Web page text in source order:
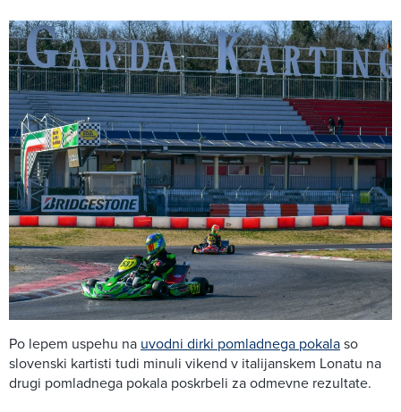
Po lepem uspehu na uvodni dirki pomladnega pokalaso
slovenski kartisti tudi minuli vikend v italijanskem Lonatu na
drugi pomladnega pokala poskrbeli za odmevne rezultate.